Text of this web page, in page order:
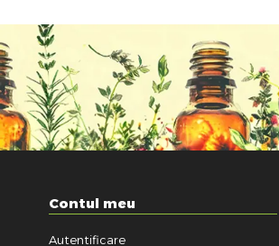
Contul meu
Autentificare